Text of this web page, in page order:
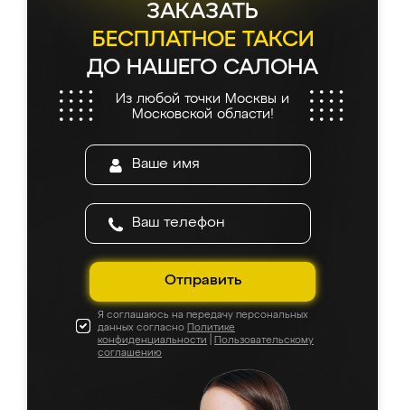
ЗАКАЗАТЬ
БЕСПЛАТНОЕ ТАКСИ
ДО НАШЕГО САЛОНА
Из любой точки Москвы и
Московской области!
Отправить
Я соглашаюсь на передачу персональных
данных согласно Политике
конфиденциальности
Пользовательскому
соглашению